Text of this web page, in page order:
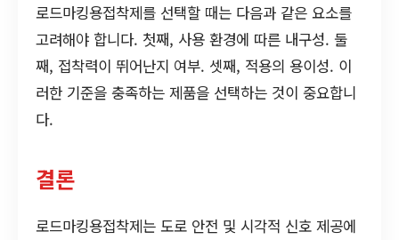
로드마킹용접착제를 선택할 때는 다음과 같은 요소를
고려해야 합니다. 첫째, 사용 환경에 따른 내구성. 둘
째, 접착력이 뛰어난지 여부. 셋째, 적용의 용이성. 이
러한 기준을 충족하는 제품을 선택하는 것이 중요합니
다.
결론
로드마킹용접착제는 도로 안전 및 시각적 신호 제공에